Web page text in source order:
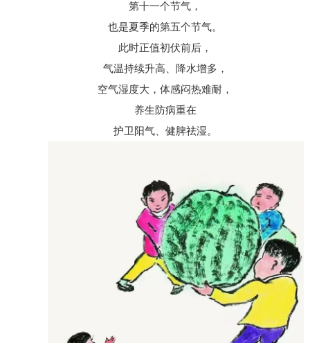
第十一个节气，
也是夏季的第五个节气。
此时正值初伏前后，
气温持续升高、降水增多，
空气湿度大，体感闷热难耐，
养生防病重在
护卫阳气、健脾祛湿。